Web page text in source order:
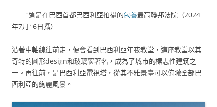
↑這是在巴西首都巴西利亞拍攝的包養最高聯邦法院（2024
年7月16日攝）
沿著中軸線往前走，便會看到巴西利亞年夜教堂，這座教堂以其
奇特的圓形design和玻璃窗著名，成為了城市的標志性建筑之
一。再往前，是巴西利亞電視塔，從其不雅景臺可以俯瞰全部巴
西利亞的絢麗風景。